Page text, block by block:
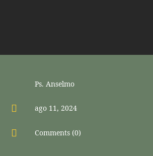
Ps. Anselmo
 ago 11, 2024
 Comments (0)